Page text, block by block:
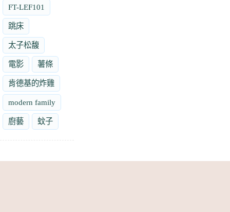
FT-LEF101
跳床
太子松馥
電影 薯條
肯德基的炸雞
modern family
廚藝 蚊子